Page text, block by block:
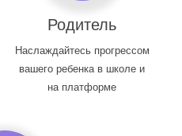
Родитель
Наслаждайтесь прогрессом
вашего ребенка в школе и
на платформе